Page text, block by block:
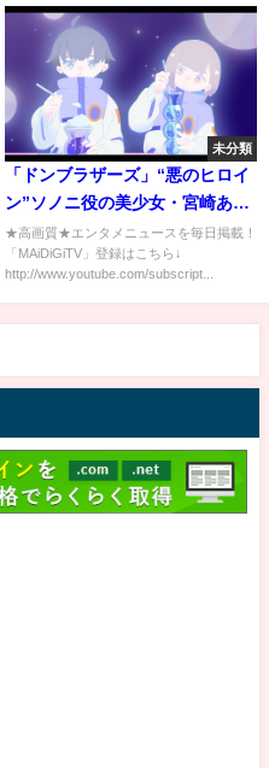
未分類
「ドンブラザーズ」“悪のヒロイ
ン”ソノニ役の美少女・宮崎あみ
さ ドラマ初挑戦 「妖艶さ感
じて」
★高画質★エンタメニュースを毎日掲載！
「MAiDiGiTV」登録はこちら↓
http://www.youtube.com/subscript...